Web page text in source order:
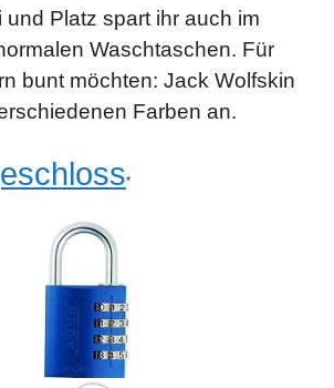
und Platz spart ihr auch im
Waschtaschen. Für
bunt möchten: Jack Wolfskin
Farben an.
*